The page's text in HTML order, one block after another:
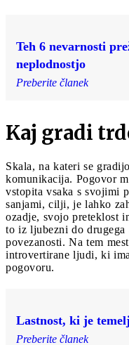
Teh 6 nevarnosti
neplodnostjo
Preberite članek
Kaj gradi
Skala, na kateri se
komunikacija. Pogovor
vstopita vsaka s svojimi
sanjami, cilji, je lahko
ozadje, svojo preteklost
to iz ljubezni do drugega
povezanosti. Na tem
introvertirane ljudi, ki
pogovoru.
Lastnost, ki je
Preberite članek